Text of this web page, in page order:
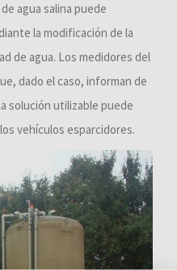
agua salina puede
la modificación de la
de agua. Los medidores del
dado el caso, informan de
solución utilizable puede
vehículos esparcidores.